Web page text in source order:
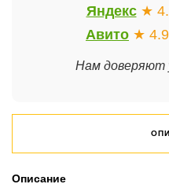
Яндекс ★
Авито ★ 4.9
Нам доверяют
Описание